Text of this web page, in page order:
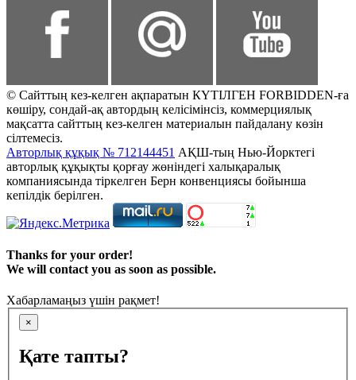
© Сайттың кез-келген ақпаратын КҮТІЛГЕН FORBIDDEN-ға
көшіру, сондай-ақ автордың келісімінсіз, коммерциялық
мақсатта сайттың кез-келген материалын пайдалану көзін
сілтемесіз.
Авторлық құқық № 712144451 АҚШ-тың Нью-Йорктегі
авторлық құқықты қорғау жөніндегі халықаралық
компаниясында тіркелген Берн конвенциясы бойынша
кепілдік берілген.
Thanks for your order!
We will contact you as soon as possible.
Хабарламаңыз үшін рақмет!
×
Қате тапты?